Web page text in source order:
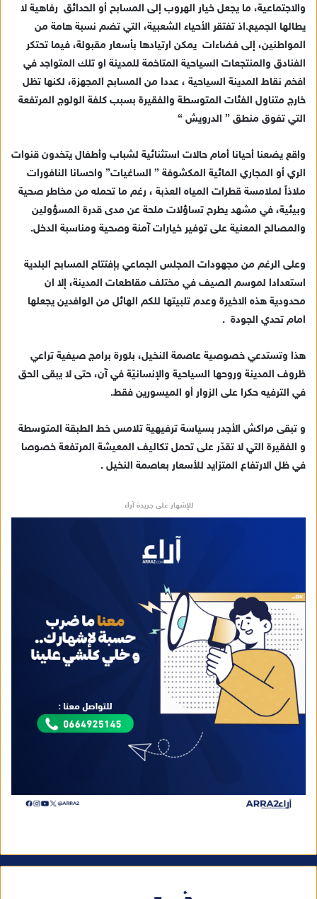
ت
ر
والاجتماعية، ما يجعل خيار الهروب إلى المسابح أو الحدائق رفاهية لا
يطالها الجميع.اذ تفتقر الأحياء الشعبية، التي تضم نسبة هامة من
المواطنين، إلى فضاءات يمكن ارتيادها بأسعار مقبولة، فيما تحتكر
الفنادق والمنتجعات السياحية المتاخمة للمدينة او تلك المتواجد في
افخم نقاط المدينة السياحية ، عددا من المسابح المجهزة، لكنها تظل
خارج متناول الفئات المتوسطة والفقيرة بسبب كلفة الولوج المرتفعة
التي تفوق منطق ” الدرويش “
واقع يضعنا أحيانا أمام حالات استثنائية لشباب وأطفال يتخدون قنوات
الري أو المجاري المائية المكشوفة ” الساغيات” واحسانا النافورات
ملاذاً لملامسة قطرات المياه العذبة ، رغم ما تحمله من مخاطر صحية
وبيئية، في مشهد يطرح تساؤلات ملحة عن مدى قدرة المسؤولين
والمصالح المعنية على توفير خيارات آمنة وصحية ومناسبة الدخل.
وعلى الرغم من مجهودات المجلس الجماعي بإفتتاح المسابح البلدية
استعدادا لموسم الصيف في مختلف مقاطعات المدينة، إلا ان
محدودية هذه الاخيرة وعدم تلبيتها للكم الهائل من الوافدين يجعلها
امام تحدي الجودة .
هذا وتستدعي خصوصية عاصمة النخيل، بلورة برامج صيفية تراعي
ظروف المدينة وروحها السياحية والإنسانيّة في آن، حتى لا يبقى الحق
في الترفيه حكرا على الزوار أو الميسورين فقط.
و تبقى مراكش الأجدر بسياسة ترفيهية تلامس خط الطبقة المتوسطة
و الفقيرة التي لا تقدّر على تحمل تكاليف المعيشة المرتفعة خصوصا
في ظل الارتفاع المتزايد للأسعار بعاصمة النخيل .
للإشهار على جريدة آراء